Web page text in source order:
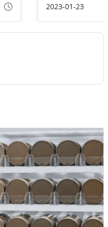
några av årets
2023-01-23